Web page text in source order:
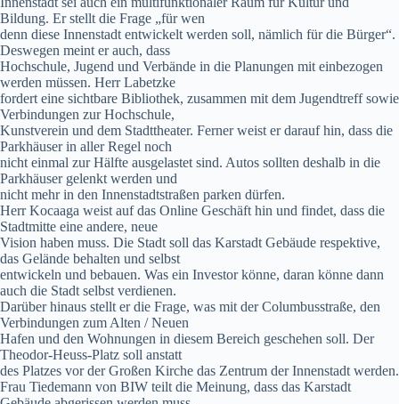
Bildung. Er stellt die Frage „für wen
denn diese Innenstadt entwickelt werden soll, nämlich für die Bürger“.
Deswegen meint er auch, dass
Hochschule, Jugend und Verbände in die Planungen mit einbezogen
werden müssen. Herr Labetzke
fordert eine sichtbare Bibliothek, zusammen mit dem Jugendtreff sowie
Verbindungen zur Hochschule,
Kunstverein und dem Stadttheater. Ferner weist er darauf hin, dass die
Parkhäuser in aller Regel noch
nicht einmal zur Hälfte ausgelastet sind. Autos sollten deshalb in die
Parkhäuser gelenkt werden und
nicht mehr in den Innenstadtstraßen parken dürfen.
Herr Kocaaga weist auf das Online Geschäft hin und findet, dass die
Stadtmitte eine andere, neue
Vision haben muss. Die Stadt soll das Karstadt Gebäude respektive,
das Gelände behalten und selbst
entwickeln und bebauen. Was ein Investor könne, daran könne dann
auch die Stadt selbst verdienen.
Darüber hinaus stellt er die Frage, was mit der Columbusstraße, den
Verbindungen zum Alten / Neuen
Hafen und den Wohnungen in diesem Bereich geschehen soll. Der
Theodor-Heuss-Platz soll anstatt
des Platzes vor der Großen Kirche das Zentrum der Innenstadt werden.
Frau Tiedemann von BIW teilt die Meinung, dass das Karstadt